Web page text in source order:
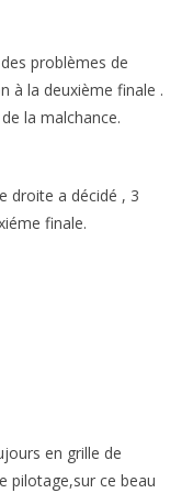
problèmes de
à la deuxième finale .
la malchance.
droite a décidé , 3
finale.
en grille de
pilotage,sur ce beau